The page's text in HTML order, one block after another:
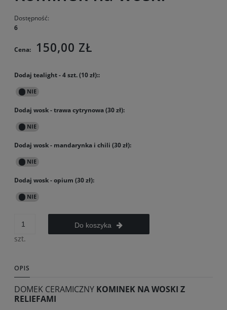
Dostępność:
6
Cena: 150,00 ZŁ
Dodaj tealight - 4 szt. (10 zł)::
Dodaj wosk - trawa cytrynowa (30 zł):
Dodaj wosk - mandarynka i chili (30 zł):
Dodaj wosk - opium (30 zł):
szt.
Do koszyka
OPIS
DOMEK CERAMICZNY KOMINEK NA WOSKI Z
RELIEFAMI